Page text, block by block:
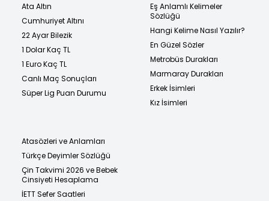
Ata Altın
Cumhuriyet Altını
22 Ayar Bilezik
1 Dolar Kaç TL
1 Euro Kaç TL
Canlı Maç Sonuçları
Süper Lig Puan Durumu
Eş Anlamlı Kelimeler
Sözlüğü
Hangi Kelime Nasıl Yazılır?
En Güzel Sözler
Metrobüs Durakları
Marmaray Durakları
Erkek İsimleri
Kız İsimleri
Atasözleri ve Anlamları
Türkçe Deyimler Sözlüğü
Çin Takvimi 2026 ve Bebek
Cinsiyeti Hesaplama
İETT Sefer Saatleri